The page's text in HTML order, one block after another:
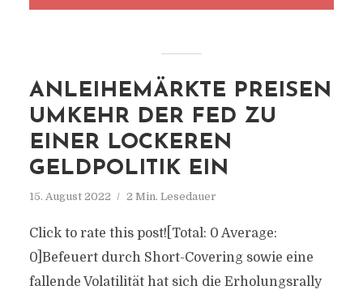
ANLEIHEMÄRKTE PREISEN
UMKEHR DER FED ZU
EINER LOCKEREN
GELDPOLITIK EIN
15. August 2022 2 Min. Lesedauer
Click to rate this post![Total: 0 Average:
0]Befeuert durch Short-Covering sowie eine
fallende Volatilität hat sich die Erholungsrally